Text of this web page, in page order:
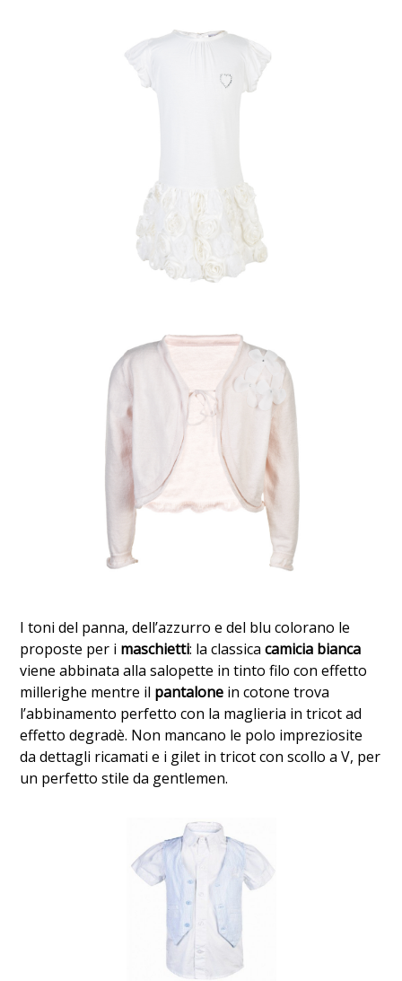
I toni del panna, dell’azzurro e del blu colorano le
proposte per i maschietti: la classicacamicia bianca
viene abbinata alla salopette in tinto filo con effetto
millerighe mentre il pantalone in cotone trova
l’abbinamento perfetto con la maglieria in tricot ad
effetto degradè. Non mancano le polo impreziosite
da dettagli ricamati e i gilet in tricot con scollo a V, per
un perfetto stile da gentlemen.